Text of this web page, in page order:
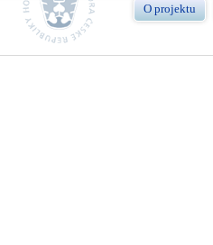
O projektu